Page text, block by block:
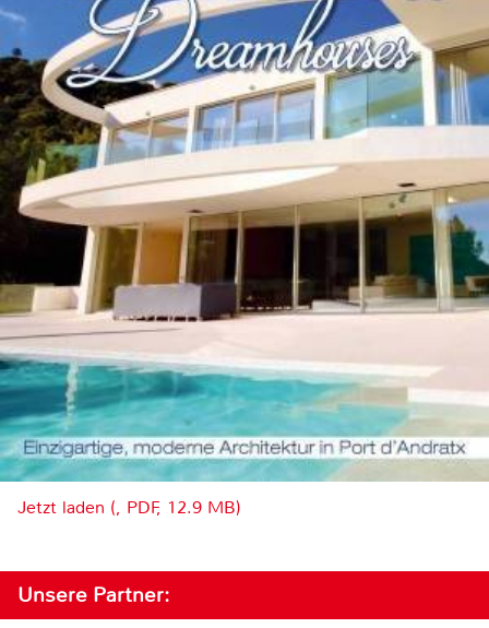
Jetzt laden (, PDF, 12.9 MB)
Unsere Partner: